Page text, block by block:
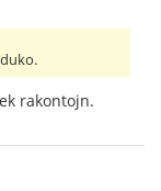
rakontojn.